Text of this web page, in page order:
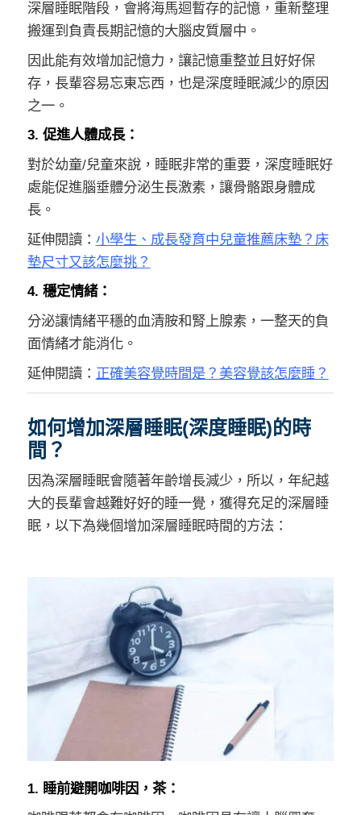
深層睡眠階段，會將海馬迴暫存的記憶，重新整理
搬運到負責長期記憶的大腦皮質層中。
因此能有效增加記憶力，讓記憶重整並且好好保
存，長輩容易忘東忘西，也是深度睡眠減少的原因
之一。
3. 促進人體成長：
對於幼童/兒童來說，睡眠非常的重要，深度睡眠好
處能促進腦垂體分泌生長激素，讓骨骼跟身體成
長。
延伸閱讀： 小學生、成長發育中兒童推薦床墊？床
墊尺寸又該怎麼挑？
4. 穩定情緒：
分泌讓情緒平穩的血清胺和腎上腺素，一整天的負
面情緒才能消化。
延伸閱讀： 正確美容覺時間是？美容覺該怎麼睡？
如何增加深層睡眠(深度睡眠)的時
間？
因為深層睡眠會隨著年齡增長減少，所以，年紀越
大的長輩會越難好好的睡一覺，獲得充足的深層睡
眠，以下為幾個增加深層睡眠時間的方法：
1. 睡前避開咖啡因，茶：